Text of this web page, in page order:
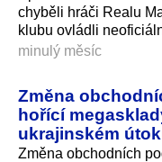
chyběli hráči Realu
klubu ovládli
minulý měsíc
Změna
hořící
ukrajinském
Změna obchodních